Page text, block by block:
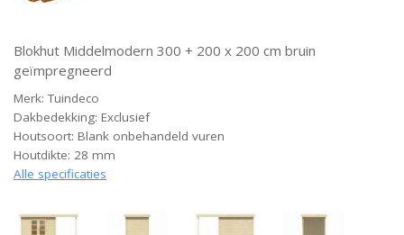
Blokhut Middelmodern 300 + 200 x 200 cm bruin
geïmpregneerd
Merk: Tuindeco
Dakbedekking: Exclusief
Houtsoort: Blank onbehandeld vuren
Houtdikte: 28 mm
Alle specificaties